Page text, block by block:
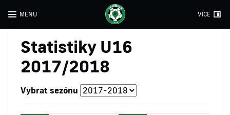
MENU VÍCE
Statistiky U16
2017/2018
Vybrat sezónu